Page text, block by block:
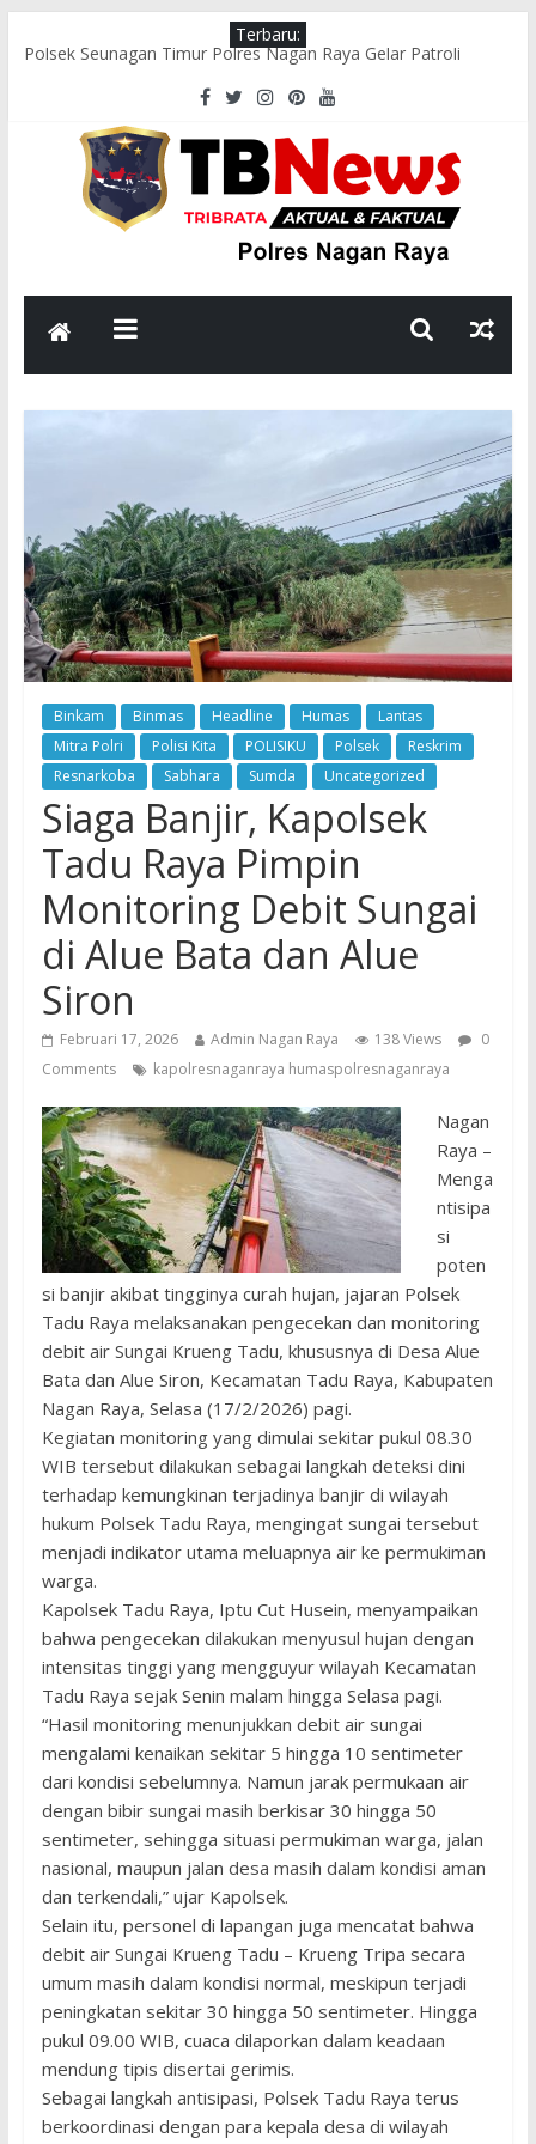
Terbaru:
Polsek Seunagan Timur Polres Nagan Raya Gelar Patroli
Dialogis, Perkuat Sinergi dengan Masyarakat Jaga Kamtibmas
Wakapolres Nagan Raya Hadiri Pelepasan Kontingen Pramuka
Menuju Cibubur di Pendopo Bupati
Polsek Kuala Pesisir Imbau Nelayan Utamakan Keselamatan di
Tengah Cuaca Ekstrem
Polres Nagan Raya Gelar Olahraga Bersama dan Beladiri Polri
untuk Tingkatkan Kebugaran Personel
Wakapolres Nagan Raya Himbau Seluruh Personel Tingkatkan
Disiplin dan Profesionalisme
Binkam Binmas Headline Humas
Lantas
Mitra Polri
Polisi Kita POLISIKU Polsek
Reskrim
Resnarkoba
Sabhara Sumda Uncategorized
Siaga Banjir, Kapolsek
Tadu Raya Pimpin
Monitoring Debit Sungai
di Alue Bata dan Alue
Siron
Februari 17, 2026 Admin Nagan Raya 138 Views
0
Comments
kapolresnaganraya humaspolresnaganraya
Nagan
Raya –
Menga
ntisipa
si
poten
si banjir akibat tingginya curah hujan, jajaran Polsek
Tadu Raya melaksanakan pengecekan dan monitoring
debit air Sungai Krueng Tadu, khususnya di Desa Alue
Bata dan Alue Siron, Kecamatan Tadu Raya, Kabupaten
Nagan Raya, Selasa (17/2/2026) pagi.
Kegiatan monitoring yang dimulai sekitar pukul 08.30
WIB tersebut dilakukan sebagai langkah deteksi dini
terhadap kemungkinan terjadinya banjir di wilayah
hukum Polsek Tadu Raya, mengingat sungai tersebut
menjadi indikator utama meluapnya air ke permukiman
warga.
Kapolsek Tadu Raya, Iptu Cut Husein, menyampaikan
bahwa pengecekan dilakukan menyusul hujan dengan
intensitas tinggi yang mengguyur wilayah Kecamatan
Tadu Raya sejak Senin malam hingga Selasa pagi.
“Hasil monitoring menunjukkan debit air sungai
mengalami kenaikan sekitar 5 hingga 10 sentimeter
dari kondisi sebelumnya. Namun jarak permukaan air
dengan bibir sungai masih berkisar 30 hingga 50
sentimeter, sehingga situasi permukiman warga, jalan
nasional, maupun jalan desa masih dalam kondisi aman
dan terkendali,” ujar Kapolsek.
Selain itu, personel di lapangan juga mencatat bahwa
debit air Sungai Krueng Tadu – Krueng Tripa secara
umum masih dalam kondisi normal, meskipun terjadi
peningkatan sekitar 30 hingga 50 sentimeter. Hingga
pukul 09.00 WIB, cuaca dilaporkan dalam keadaan
mendung tipis disertai gerimis.
Sebagai langkah antisipasi, Polsek Tadu Raya terus
berkoordinasi dengan para kepala desa di wilayah